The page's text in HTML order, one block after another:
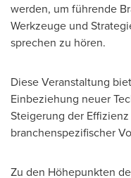
werden, um führende
Werkzeuge und
sprechen zu hören.
Diese Veranstaltung
Einbeziehung neuer
Steigerung der
branchenspezifischer
Zu den Höhepunkten